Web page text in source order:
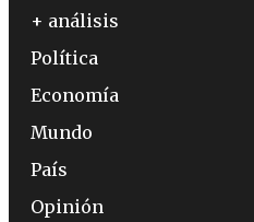
+ análisis
Política
Economía
Mundo
País
Opinión